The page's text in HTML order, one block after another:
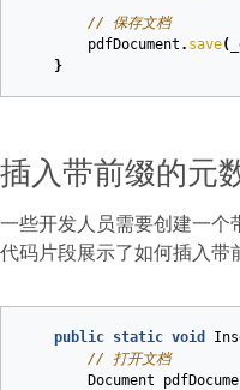
// 保存文档
pdfDocument . save(
}
插入带前缀的元
一些开发人员需要创建一个
代码片段展示了如何插入带
public static void
// 打开文档
Document